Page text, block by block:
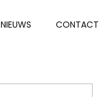
NIEUWS CONTACT